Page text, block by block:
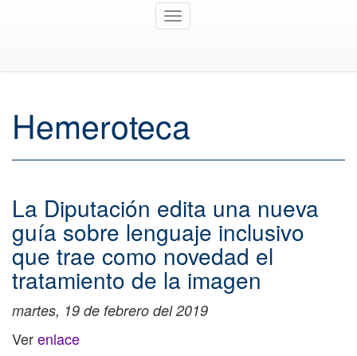
Toggle
Hemeroteca
La Diputación edita una nueva
guía sobre lenguaje inclusivo
que trae como novedad el
tratamiento de la imagen
martes, 19 de febrero del 2019
Verenlace